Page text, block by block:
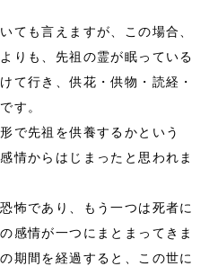
ても言えますが、この場合、
りも、先祖の霊が眠っている
て行き、供花・供物・読経・
す。
で先祖を供養するかという
情からはじまったと思われま
怖であり、もう一つは死者に
感情が一つにまとまってきま
期間を経過すると、この世に